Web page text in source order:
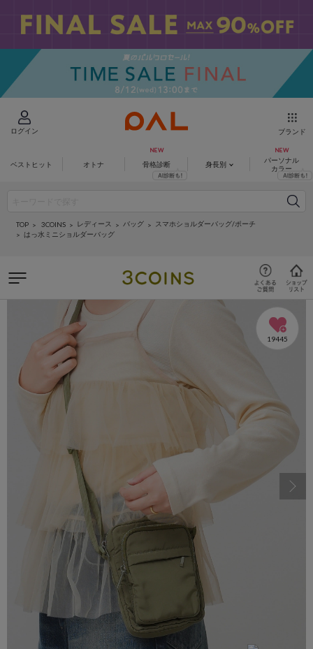
ログイン ブランド
ベストヒット オトナ 骨格診断 身長別
パーソナル
カラー
TOP 3COINS レディース バッグ
スマホショルダーバッグ/ポーチ
はっ水ミニショルダーバッグ
19445